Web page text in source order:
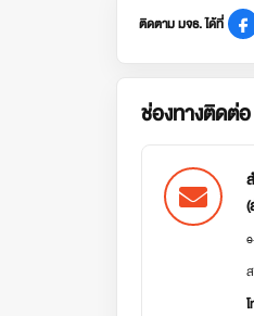
ติดตาม มจธ. ได้ที่
ช่องทางติดต่
(